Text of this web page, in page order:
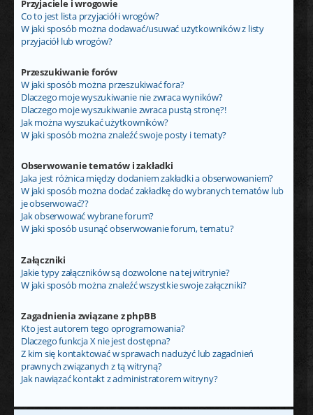
Przyjaciele i wrogowie
Co to jest lista przyjaciół i wrogów?
W jaki sposób można dodawać/usuwać użytkowników z listy
przyjaciół lub wrogów?
Przeszukiwanie forów
W jaki sposób można przeszukiwać fora?
Dlaczego moje wyszukiwanie nie zwraca wyników?
Dlaczego moje wyszukiwanie zwraca pustą stronę?!
Jak można wyszukać użytkowników?
W jaki sposób można znaleźć swoje posty i tematy?
Obserwowanie tematów i zakładki
Jaka jest różnica między dodaniem zakładki a obserwowaniem?
W jaki sposób można dodać zakładkę do wybranych tematów lub
je obserwować??
Jak obserwować wybrane forum?
W jaki sposób usunąć obserwowanie forum, tematu?
Załączniki
Jakie typy załączników są dozwolone na tej witrynie?
W jaki sposób można znaleźć wszystkie swoje załączniki?
Zagadnienia związane z phpBB
Kto jest autorem tego oprogramowania?
Dlaczego funkcja X nie jest dostępna?
Z kim się kontaktować w sprawach nadużyć lub zagadnień
prawnych związanych z tą witryną?
Jak nawiązać kontakt z administratorem witryny?